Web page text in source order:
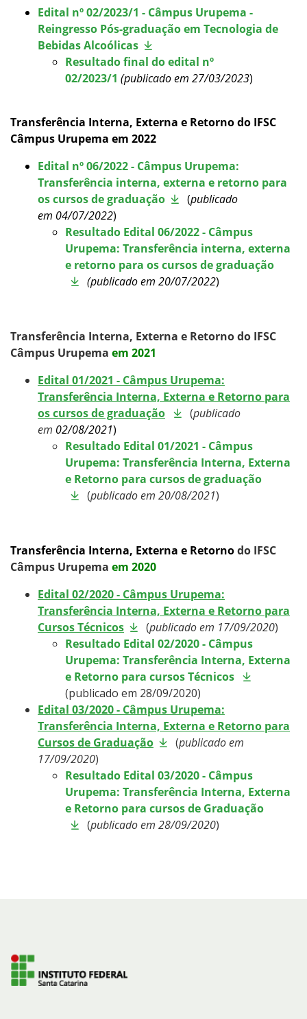
Edital nº 02/2023/1 - Câmpus Urupema -
Reingresso Pós-graduação em Tecnologia de
Bebidas Alcoólicas
Resultado final do edital nº
02/2023/1 (publicado em 27/03/2023)
Transferência Interna, Externa e Retorno do IFSC
Câmpus Urupema em 2022
Edital nº 06/2022 - Câmpus Urupema:
Transferência interna, externa e retorno para
os cursos de graduação
(publicado
em 04/07/2022)
Resultado Edital 06/2022 - Câmpus
Urupema: Transferência interna, externa
e retorno para os cursos de graduação
(publicado em 20/07/2022)
Transferência Interna, Externa e Retorno do IFSC
Câmpus Urupema em 2021
Edital 01/2021 - Câmpus Urupema:
Transferência Interna, Externa e Retorno para
os cursos de graduação
(publicado
em 02/08/2021)
Resultado Edital 01/2021 - Câmpus
Urupema: Transferência Interna, Externa
e Retorno para cursos de graduação
(publicado em 20/08/2021)
Transferência Interna, Externa e Retornodo IFSC
Câmpus Urupema em 2020
Edital 02/2020 - Câmpus Urupema:
Transferência Interna, Externa e Retorno para
Cursos Técnicos
(publicado em 17/09/2020)
Resultado Edital 02/2020 - Câmpus
Urupema: Transferência Interna, Externa
e Retorno para cursos Técnicos
(publicado em 28/09/2020)
Edital 03/2020 - Câmpus Urupema:
Transferência Interna, Externa e Retorno para
Cursos de Graduação
(publicado em
17/09/2020)
Resultado Edital 03/2020 - Câmpus
Urupema: Transferência Interna, Externa
e Retorno para cursos de Graduação
(publicado em 28/09/2020)